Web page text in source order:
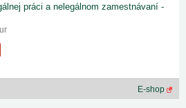
práci a nelegálnom zamestnávaní -
E-shop